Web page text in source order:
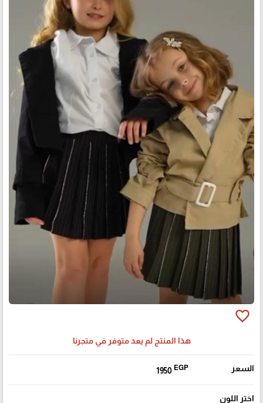
favorite_border
هذا المنتج لم يعد متوفر في متجرنا
السعر 1950 EGP
اختر اللون